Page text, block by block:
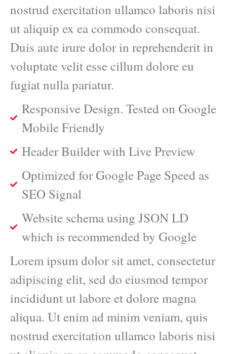
nostrud exercitation ullamco laboris nisi
ut aliquip ex ea commodo consequat.
Duis aute irure dolor in reprehenderit in
voluptate velit esse cillum dolore eu
fugiat nulla pariatur.
Responsive Design. Tested on Google
Mobile Friendly
Header Builder with Live Preview
Optimized for Google Page Speed as
SEO Signal
Website schema using JSON LD
which is recommended by Google
Lorem ipsum dolor sit amet, consectetur
adipiscing elit, sed do eiusmod tempor
incididunt ut labore et dolore magna
aliqua. Ut enim ad minim veniam, quis
nostrud exercitation ullamco laboris nisi